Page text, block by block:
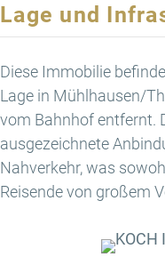
Lage und
Diese Immobilie
Lage in Mühlhausen/
vom Bahnhof entfernt.
ausgezeichnete
Nahverkehr, was
Reisende von großem